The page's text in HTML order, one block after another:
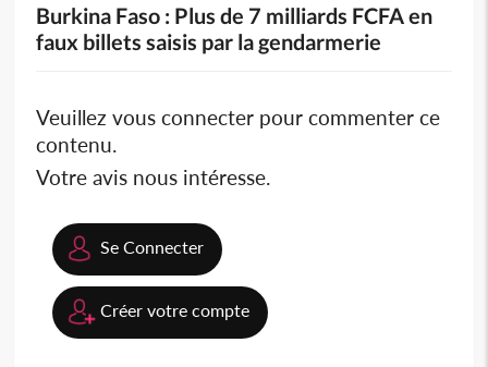
Burkina Faso : Plus de 7 milliards FCFA en
faux billets saisis par la gendarmerie
Veuillez vous connecter pour commenter ce
contenu.
Votre avis nous intéresse.
Se Connecter
Créer votre compte